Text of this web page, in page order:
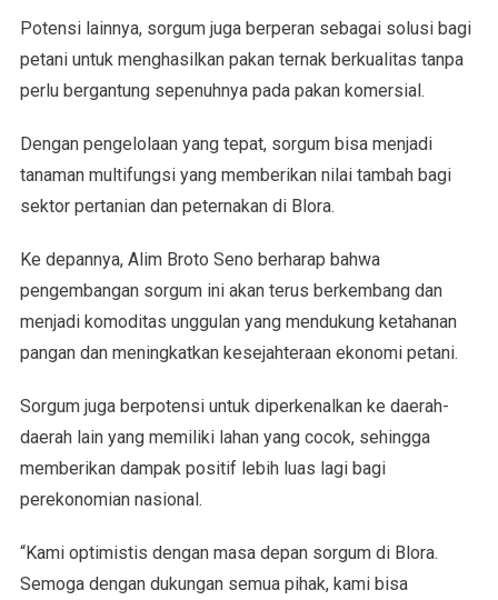
Potensi lainnya, sorgum juga berperan sebagai solusi bagi
petani untuk menghasilkan pakan ternak berkualitas tanpa
perlu bergantung sepenuhnya pada pakan komersial.
Dengan pengelolaan yang tepat, sorgum bisa menjadi
tanaman multifungsi yang memberikan nilai tambah bagi
sektor pertanian dan peternakan di Blora.
Ke depannya, Alim Broto Seno berharap bahwa
pengembangan sorgum ini akan terus berkembang dan
menjadi komoditas unggulan yang mendukung ketahanan
pangan dan meningkatkan kesejahteraan ekonomi petani.
Sorgum juga berpotensi untuk diperkenalkan ke daerah-
daerah lain yang memiliki lahan yang cocok, sehingga
memberikan dampak positif lebih luas lagi bagi
perekonomian nasional.
“Kami optimistis dengan masa depan sorgum di Blora.
Semoga dengan dukungan semua pihak, kami bisa